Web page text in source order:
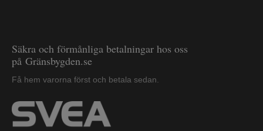
Säkra och förmånliga betalningar hos oss
på Gränsbygden.se
Få hem varorna först och betala sedan.